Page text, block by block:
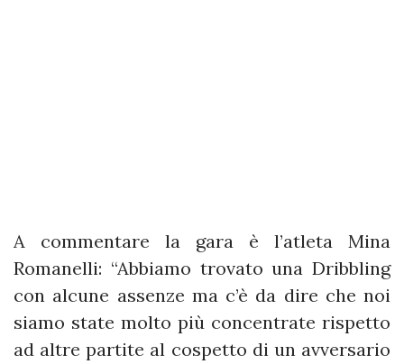
A commentare la gara è l’atleta Mina
Romanelli: “Abbiamo trovato una Dribbling
con alcune assenze ma c’è da dire che noi
siamo state molto più concentrate rispetto
ad altre partite al cospetto di un avversario